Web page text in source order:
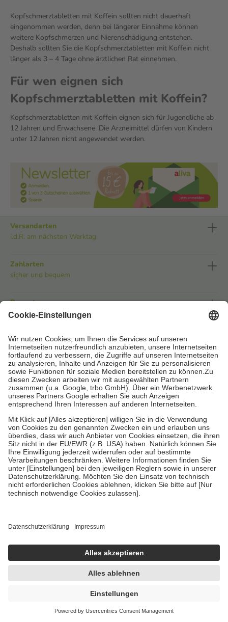
Kopfschmerztabletten mit Koffein sollten nicht dauerhaft
eingenommen werden, denn bei längerer Einnahme können
weitere Kopfschmerzen und Nierenschädigung entstehen.
Deshalb sollten Sie die Kopfschmerztabletten mit Koffein nicht
länger als 3 – 4 Tage ohne ärztlichen Rat einnehmen.
Für wen eignen sich
Kopfschmerztabletten mit Koffein?
Kopfschmerztabletten mit Koffein eignen sich für Jugendliche ab
12 Jahren und Erwachsene. Die Arzneimittel dürfen von Kindern
unter 12 Jahren nicht angewendet werden.
Versandarten
i.d.R. am nächsten Werktag
Zahlarten
sicher und bequem
Bewerte uns
Folge uns
aliva App
Service
Meine Apotheke
So geht's
Rechtliches
Widerruf erklären
Zu Risiken und Nebenwirkungen lesen Sie die Packungsbeilage
und fragen Sie Ihre Ärztin, Ihren Arzt oder in Ihrer Apotheke. AVP:
Üblicher Apothekenverkaufspreis berechnet nach der
Arzneimittelpreisverordnung. UVP: Unverbindliche
Preisempfehlung des Herstellers. Die angegebenen Preise
zzgl. 4,95 € Versandkosten. Ab 29 € Bestell­wert versand­kosten­